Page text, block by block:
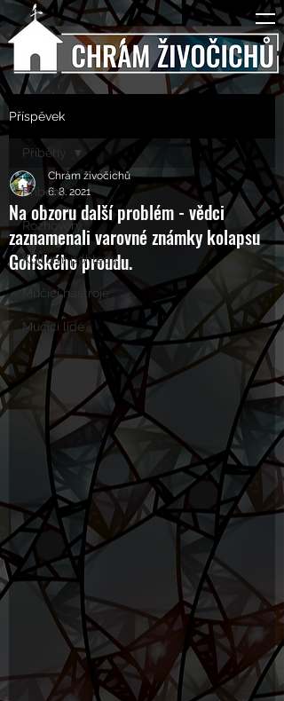
Příspěvek
Příběhy
Rozhovory
Kulturní pohledy
Mučící nástroje
Mučící lidé
Příběhy
Na obzoru další problém - vědci
zaznamenali varovné známky kolapsu
Golfského proudu.
Chrám živočichů
6. 8. 2021